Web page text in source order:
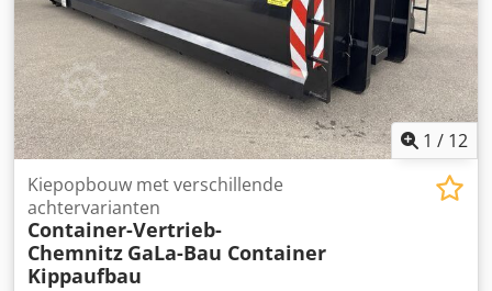
1 / 12
Kiepopbouw met verschillende
achtervarianten
Container-Vertrieb-
Chemnitz GaLa-Bau Container
Kippaufbau